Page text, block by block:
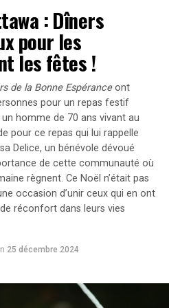
Les professionnels de la
ces disparités et
tout en recherchant des
soins non traditionnelles et
des patients, telles que la
patients, pour provoquer un
des technologies
d’engagement des patients et
soins pour optimiser les
l’impact croissant de
et la qualité de vie des
Technologiques
: Dîners
pour les
les fêtes !
de la Bonne Espéranceont
pour un repas festif
homme de 70 ans vivant au
pour ce repas qui lui rappelle
Delice, un bénévole dévoué
de cette communauté où
règnent. Ce Noël n’était pas
occasion d’unir ceux qui en ont
réconfort dans leurs vies
25 décembre 2024